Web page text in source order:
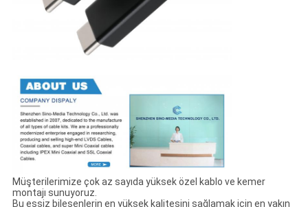
Müşterilerimize çok az sayıda yüksek özel kablo ve kemer
montajı sunuyoruz.
Bu eşsiz bileşenlerin en yüksek kalitesini sağlamak için en yakın